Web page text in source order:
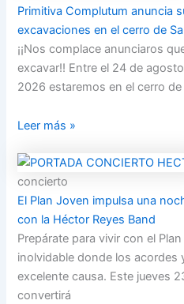
Primitiva Complutum anuncia
excavaciones en el cerro de
¡¡Nos complace anunciaros
excavar!! Entre el 24 de
2026 estaremos en el cerro
Leer más »
concierto
El Plan Joven impulsa una
con la Héctor Reyes Band
Prepárate para vivir con el
inolvidable donde los acordes
excelente causa. Este jueves
convertirá